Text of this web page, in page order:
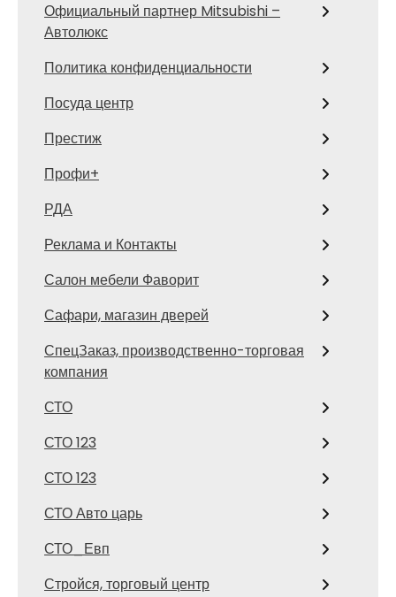
Официальный партнер Mitsubishi –
Автолюкс
Политика конфиденциальности
Посуда центр
Престиж
Профи+
РДА
Реклама и Контакты
Салон мебели Фаворит
Сафари, магазин дверей
СпецЗаказ, производственно-торговая
компания
СТО
СТО 123
СТО 123
СТО Авто царь
СТО_Евп
Стройся, торговый центр